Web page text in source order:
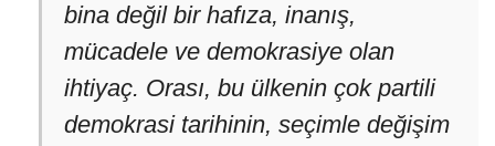
bina değil bir hafıza, inanış,
mücadele ve demokrasiye olan
ihtiyaç. Orası, bu ülkenin çok partili
demokrasi tarihinin, seçimle değişim